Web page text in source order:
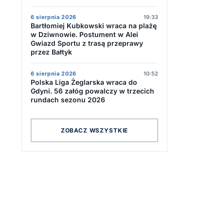
6 sierpnia 2026 19:33
Bartłomiej Kubkowski wraca na plażę
w Dziwnowie. Postument w Alei
Gwiazd Sportu z trasą przeprawy
przez Bałtyk
6 sierpnia 2026 10:52
Polska Liga Żeglarska wraca do
Gdyni. 56 załóg powalczy w trzecich
rundach sezonu 2026
ZOBACZ WSZYSTKIE